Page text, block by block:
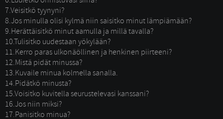
7.Veisitkö tyynyni?
8.Jos minulla olisi kylmä niin saisitko minut lämpiämään?
9.Herättäisitkö minut aamulla ja millä tavalla?
10.Tulisitko uudestaan yökylään?
11.Kerro paras ulkonäöllinen ja henkinen piirteeni?
12.Mistä pidät minussa?
13.Kuvaile minua kolmella sanalla.
14.Pidätkö minusta?
15.Voisitko kuvitella seurustelevasi kanssani?
16.Jos niin miksi?
17.Panisitko minua?